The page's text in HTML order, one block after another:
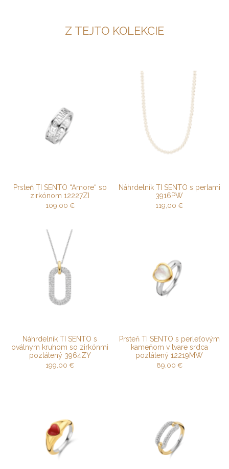
Z TEJTO KOLEKCIE
Prsteň TI SENTO “Amore“ so
zirkónom 12227ZI
109,00 €
Náhrdelník TI SENTO s perlami
3916PW
119,00 €
Náhrdelník TI SENTO s
oválnym kruhom so zirkónmi
pozlátený 3964ZY
199,00 €
Prsteň TI SENTO s perleťovým
kameňom v tvare srdca
pozlátený 12219MW
89,00 €